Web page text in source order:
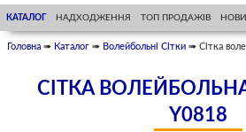
КАТАЛОГ НАДХОДЖЕННЯ ТОП ПРОДАЖІВ
Головна ➠ Каталог ➠ Волейбольні Сітки ➠ Сітка
СІТКА
Y0818